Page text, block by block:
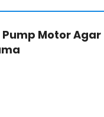
Motor Agar